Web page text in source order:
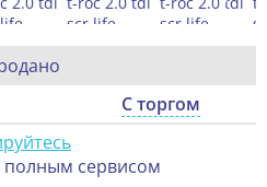
С торгом
полным сервисом